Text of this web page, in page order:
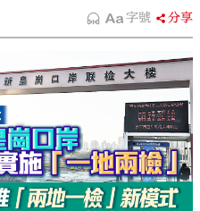
字號 分享